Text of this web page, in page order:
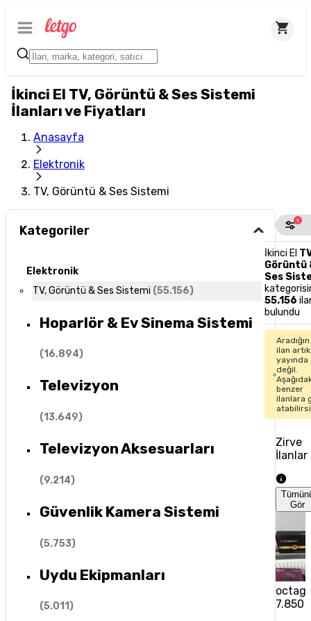
İkinci El TV, Görüntü & Ses Sistemi
İlanları ve Fiyatları
Anasayfa
Elektronik
TV, Görüntü & Ses Sistemi
Kategoriler
Elektronik
TV, Görüntü & Ses Sistemi (55.156)
Hoparlör & Ev Sinema Sistemi
(16.894)
Televizyon
(13.649)
Televizyon Aksesuarları
(9.214)
Güvenlik Kamera Sistemi
(5.753)
Uydu Ekipmanları
(5.011)
1
İkinci El
Görüntü
Ses
55.156
bulundu
Aradığın
ilan artık
yayında
değil.
benzer
ilanlara
Zirve
İlanlar
Gör
7.850